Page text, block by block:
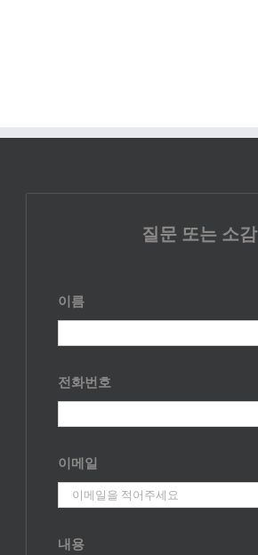
질문 또는 소감
이름
전화번호
이메일
내용